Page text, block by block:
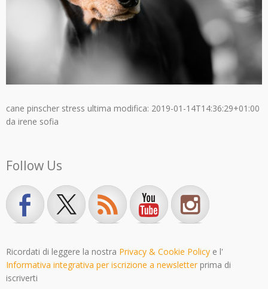
cane pinscher stress ultima modifica: 2019-01-14T14:36:29+01:00
da irene sofia
Follow Us
Ricordati di leggere la nostra Privacy & Cookie Policy e l'
Informativa integrativa per iscrizione a newsletterprima di
iscriverti